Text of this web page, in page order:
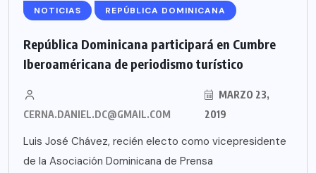
NOTICIAS REPÚBLICA DOMINICANA
República Dominicana participará en Cumbre
Iberoaméricana de periodismo turístico
CERNA.DANIEL.DC@GMAIL.COM
MARZO 23,
2019
Luis José Chávez, recién electo como vicepresidente
de la Asociación Dominicana de Prensa